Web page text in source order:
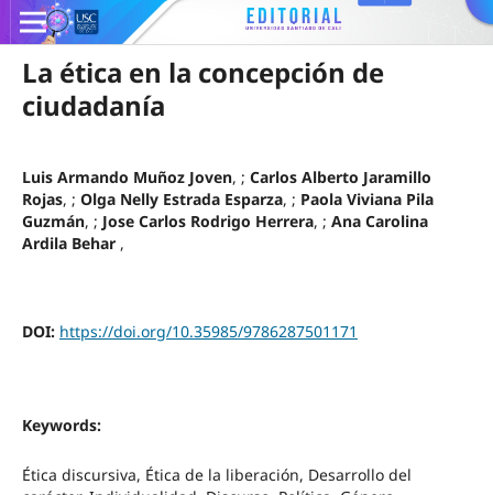
La ética en la concepción de
ciudadanía
Luis Armando Muñoz Joven, ; Carlos Alberto Jaramillo
Rojas, ; Olga Nelly Estrada Esparza, ; Paola Viviana Pila
Guzmán, ; Jose Carlos Rodrigo Herrera, ; Ana Carolina
Ardila Behar ,
DOI: https://doi.org/10.35985/9786287501171
Keywords:
Ética discursiva, Ética de la liberación, Desarrollo del